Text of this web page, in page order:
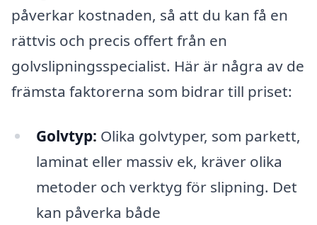
påverkar kostnaden, så att du kan få en
rättvis och precis offert från en
golvslipningsspecialist. Här är några av de
främsta faktorerna som bidrar till priset:
Golvtyp: Olika golvtyper, som parkett,
laminat eller massiv ek, kräver olika
metoder och verktyg för slipning. Det
kan påverka både